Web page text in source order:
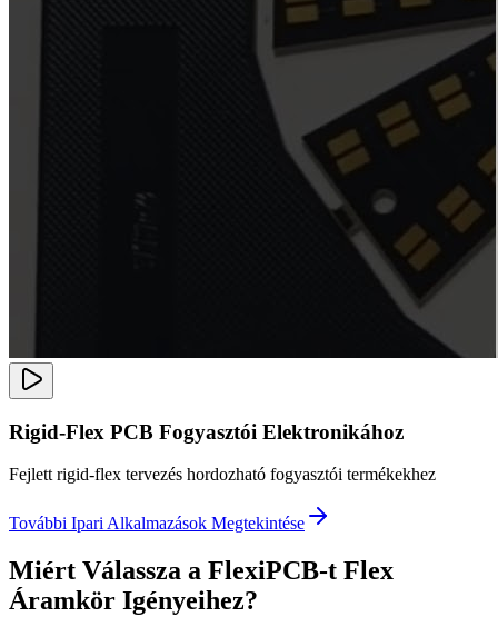
Rigid-Flex PCB Fogyasztói Elektronikához
Fejlett rigid-flex tervezés hordozható fogyasztói termékekhez
További Ipari Alkalmazások Megtekintése
Miért Válassza a FlexiPCB-t Flex
Áramkör Igényeihez?